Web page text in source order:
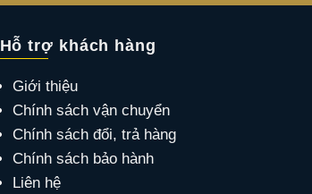
Hỗ trợ khách hàng
Giới thiệu
Chính sách vận chuyển
Chính sách đổi, trả hàng
Chính sách bảo hành
Liên hệ